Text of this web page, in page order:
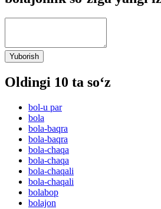
Yuborish
Oldingi 10 ta so‘z
bol-u par
bola
bola-baqra
bola-baqra
bola-chaqa
bola-chaqa
bola-chaqali
bola-chaqali
bolabop
bolajon